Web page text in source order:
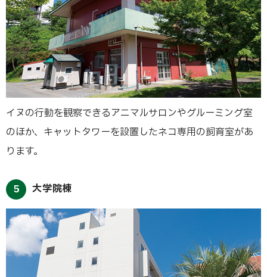
イヌの行動を観察できるアニマルサロンやグルーミング室
のほか、キャットタワーを設置したネコ専用の飼育室があ
ります。
5 大学院棟